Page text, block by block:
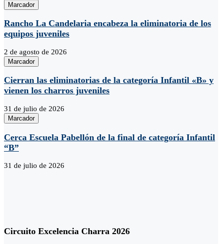
Marcador
Rancho La Candelaria encabeza la eliminatoria de los
equipos juveniles
2 de agosto de 2026
Marcador
Cierran las eliminatorias de la categoría Infantil «B» y
vienen los charros juveniles
31 de julio de 2026
Marcador
Cerca Escuela Pabellón de la final de categoría Infantil
“B”
31 de julio de 2026
Circuito Excelencia Charra 2026